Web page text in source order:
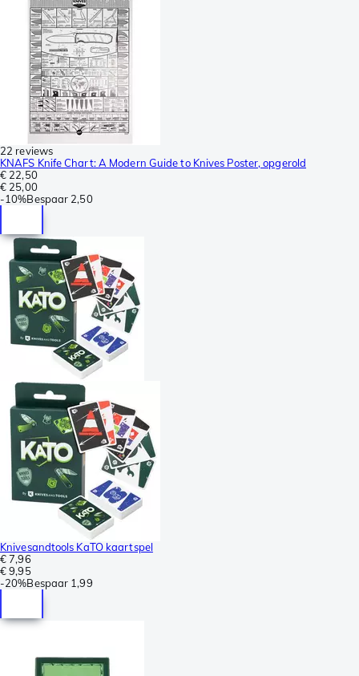
22 reviews
KNAFS Knife Chart: A Modern Guide to Knives Poster, opgerold
€ 22,50
€ 25,00
-10%Bespaar 2,50
Knivesandtools KaTO kaartspel
€ 7,96
€ 9,95
-20%Bespaar 1,99